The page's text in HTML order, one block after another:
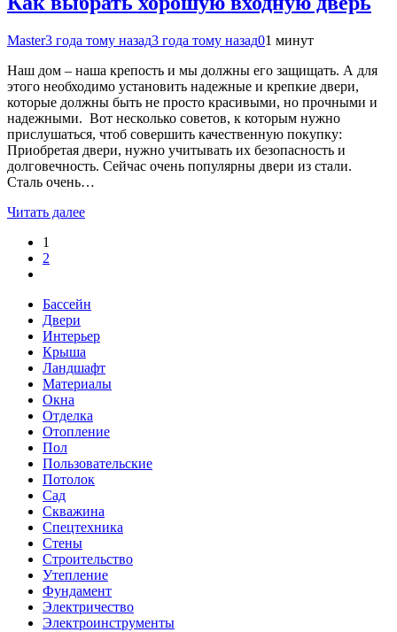
Master3 года тому назад3 года тому назад01 минут
Наш дом – наша крепость и мы должны его защищать. А для
этого необходимо установить надежные и крепкие двери,
которые должны быть не просто красивыми, но прочными и
надежными. Вот несколько советов, к которым нужно
прислушаться, чтоб совершить качественную покупку:
Приобретая двери, нужно учитывать их безопасность и
долговечность. Сейчас очень популярны двери из стали.
Сталь очень…
Читать далее
1
2
Бассейн
Двери
Интерьер
Крыша
Ландшафт
Материалы
Окна
Отделка
Отопление
Пол
Пользовательские
Потолок
Сад
Скважина
Спецтехника
Стены
Строительство
Утепление
Фундамент
Электричество
Электроинструменты